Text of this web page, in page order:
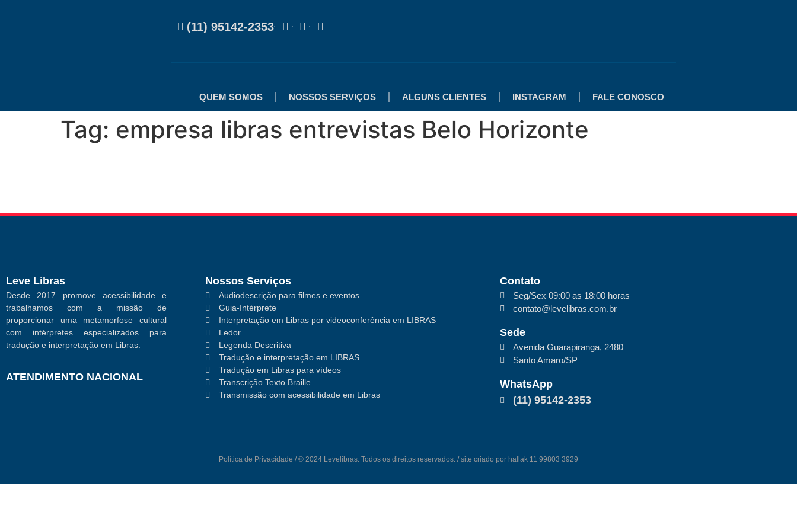
(11) 95142-2353
QUEM SOMOS NOSSOS SERVIÇOS ALGUNS CLIENTES INSTAGRAM FALE CONOSCO
Tag: empresa libras entrevistas Belo Horizonte
Leve Libras
Desde 2017 promove acessibilidade e
trabalhamos com a missão de
proporcionar uma metamorfose cultural
com intérpretes especializados para
tradução e interpretação em Libras.
ATENDIMENTO NACIONAL
Nossos Serviços
Audiodescrição para filmes e eventos
Guia-Intérprete
Interpretação em Libras por videoconferência em LIBRAS
Ledor
Legenda Descritiva
Tradução e interpretação em LIBRAS
Tradução em Libras para vídeos
Transcrição Texto Braille
Transmissão com acessibilidade em Libras
Contato
Seg/Sex 09:00 as 18:00 horas
contato@levelibras.com.br
Sede
Avenida Guarapiranga, 2480
Santo Amaro/SP
WhatsApp
(11) 95142-2353
Política de Privacidade / © 2024 Levelibras. Todos os direitos reservados. / site criado por hallak 11 99803 3929